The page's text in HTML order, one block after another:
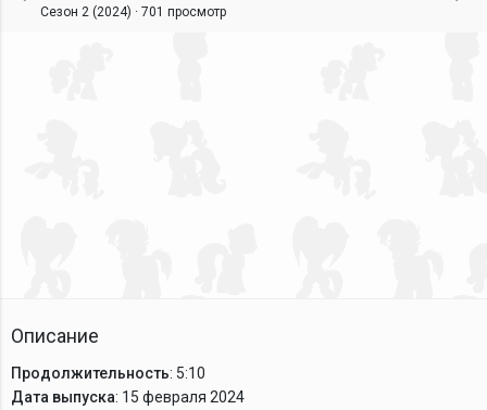
Сезон 2 (2024) · 701 просмотр
Описание
Продолжительность: 5:10
Дата выпуска: 15 февраля 2024